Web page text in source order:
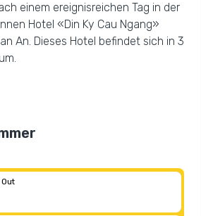
einem ereignisreichen Tag in der
Hotel «Din Ky Cau Ngang»
An. Dieses Hotel befindet sich in 3